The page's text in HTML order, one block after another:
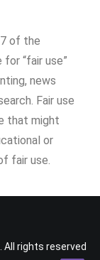
of the
“fair use”
news
Fair use
that might
or
fair use.
All rights reserved